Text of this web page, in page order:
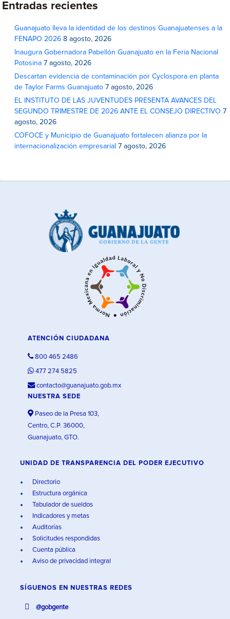
Entradas recientes
Guanajuato lleva la identidad de los destinos Guanajuatenses a la
FENAPO 2026 8 agosto, 2026
Inaugura Gobernadora Pabellón Guanajuato en la Feria Nacional
Potosina 7 agosto, 2026
Descartan evidencia de contaminación por Cyclospora en planta
de Taylor Farms Guanajuato 7 agosto, 2026
EL INSTITUTO DE LAS JUVENTUDES PRESENTA AVANCES DEL
SEGUNDO TRIMESTRE DE 2026 ANTE EL CONSEJO DIRECTIVO 7
agosto, 2026
COFOCE y Municipio de Guanajuato fortalecen alianza por la
internacionalización empresarial 7 agosto, 2026
ATENCIÓN CIUDADANA
800 465 2486
477 274 5825
contacto@guanajuato.gob.mx
NUESTRA SEDE
Paseo de la Presa 103,
Centro, C.P. 36000,
Guanajuato, GTO.
UNIDAD DE TRANSPARENCIA DEL PODER EJECUTIVO
Directorio
Estructura orgánica
Tabulador de sueldos
Indicadores y metas
Auditorías
Solicitudes respondidas
Cuenta pública
Aviso de privacidad integral
SÍGUENOS EN NUESTRAS REDES
@gobgente